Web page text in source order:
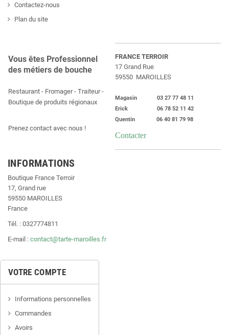
Contactez-nous
Plan du site
Vous êtes Professionnel
des métiers de bouche
Restaurant - Fromager - Traiteur -
Boutique de produits régionaux
Prenez contact avec nous !
FRANCE TERROIR
17 Grand Rue
59550 MAROILLES
Magasin 03 27 77 48 11
Erick 06 78 52 11 42
Quentin 06 40 81 79 98
Contacter
INFORMATIONS
Boutique France Terroir
17, Grand rue
59550 MAROILLES
France
Tél. : 0327774811
E-mail : contact@tarte-maroilles.fr
VOTRE COMPTE
Informations personnelles
Commandes
Avoirs